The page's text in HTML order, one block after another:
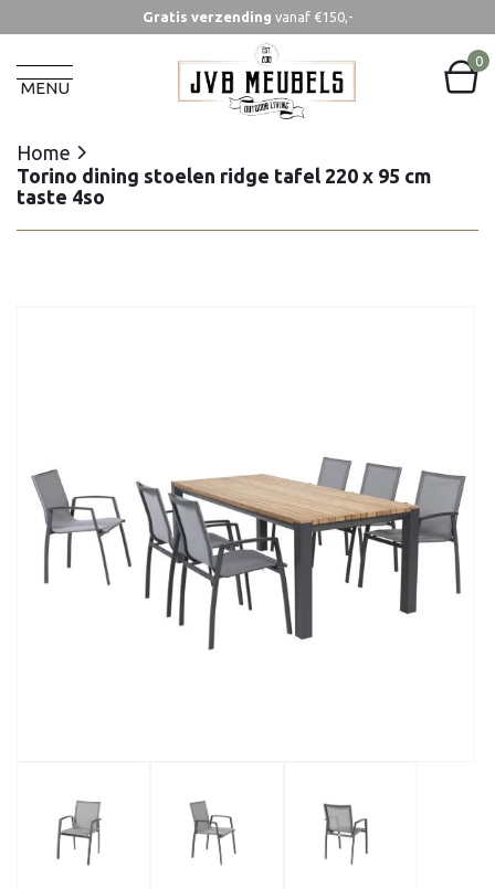
Gratis verzending vanaf €150,-
MENU
0
Home
Torino dining stoelen ridge tafel 220 x 95 cm
taste 4so
Home
Torino dining stoelen ridge tafel 220 x 95 cm
taste 4so